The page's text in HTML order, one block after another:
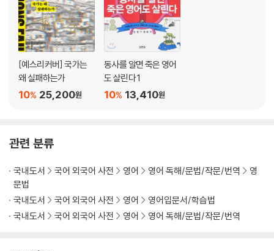
[예스리커버] 국가는
왜 실패하는가
25,200원
10%
동사를 알면 죽은 영어
도 살린다 1
13,410원
10%
관련 분류
국내도서 국어 외국어 사전 영어 영어 독해/문법/작문/번역
영
문법
국내도서
국어 외국어 사전 영어
영어입문서/학습법
국내도서
국어 외국어 사전 영어 영어 독해/문법/작문/번역